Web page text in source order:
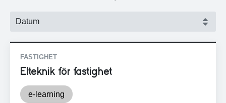
FASTIGHET
Elteknik för fastighet
e-learning